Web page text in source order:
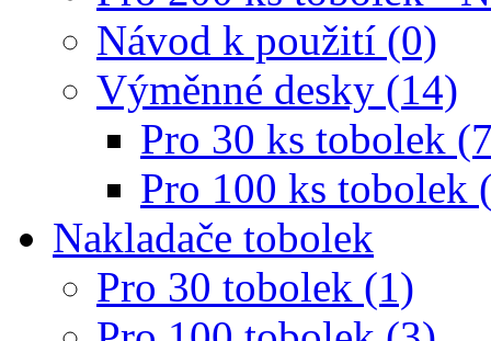
Návod k použití (0)
Výměnné desky (14)
Pro 30 ks tobolek
Pro 100 ks tobolek
Nakladače tobolek
Pro 30 tobolek (1)